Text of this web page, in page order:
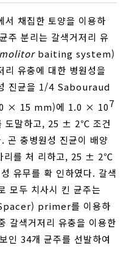
서 채집한 토양을 이용하
주 분리는 갈색거저리 유
baiting system)
유충에 대한 병원성을
진균을 1/4 Sabouraud
× 15 mm)에 1.0 × 107
말하고, 25 ± 2℃ 조건
곤 충병원성 진균이 배양
리를 처 리하고, 25 ± 2℃
유무를 확 인하였다. 갈색
모두 치사시 킨 균주는
primer를 이용하
갈색거저리 유충을 이용한
인 34개 균주를 선발하여